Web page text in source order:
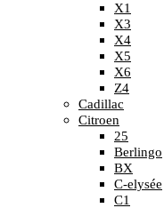
X1
X3
X4
X5
X6
Z4
Cadillac
Citroen
25
Berlingo
BX
C-elysée
C1